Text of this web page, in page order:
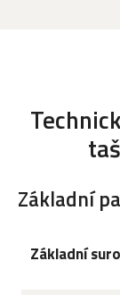
Základní
Základní